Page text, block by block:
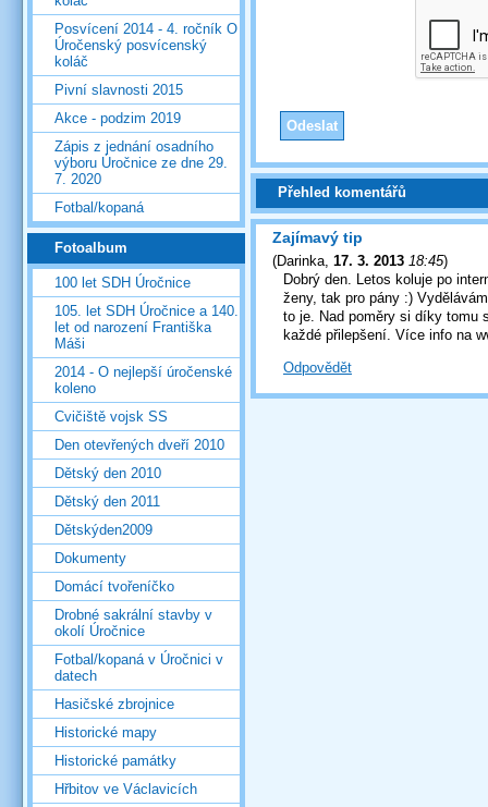
Přehled komentářů
Zajímavý tip
(Darinka 17. 3. 2013 18:45)
Dobrý den. Letos koluje po
ženy, tak pro pány :)
to je. Nad poměry si díky tomu
každé přilepšení. Více info na
Odpovědět
Posvícení 2014 - 4. ročník O
Úročenský posvícenský
koláč
Pivní slavnosti 2015
Akce - podzim 2019
Zápis z jednání osadního
výboru Úročnice ze dne 29.
7. 2020
Fotbal/kopaná
Fotoalbum
100 let SDH Úročnice
105. let SDH Úročnice a 140.
let od narození Františka
Máši
2014 - O nejlepší úročenské
koleno
Cvičiště vojsk SS
Den otevřených dveří 2010
Dětský den 2010
Dětský den 2011
Dětskýden2009
Dokumenty
Domácí tvořeníčko
Drobné sakrální stavby v
okolí Úročnice
Fotbal/kopaná v Úročnici v
datech
Hasičské zbrojnice
Historické mapy
Historické památky
Hřbitov ve Václavicích